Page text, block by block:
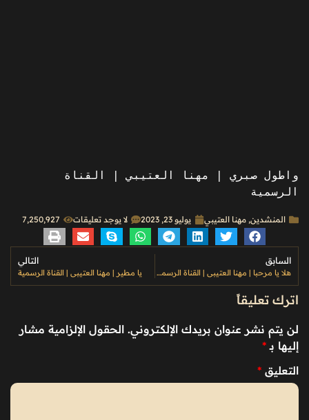
الرسمية
المنشدين, مهنا العتيبي يوليو 23, 2023 لا يوجد تعليقات 7٬250٬927
السابق
هلا يا مرحبا | مهنا العتيبي | القناة الرسمية
التالي
يا مطير | مهنا العتيبي | القناة الرسمية
اترك تعليقاً
لن يتم نشر عنوان بريدك الإلكتروني. الحقول الإلزامية مشار
إليها بـ *
التعليق *